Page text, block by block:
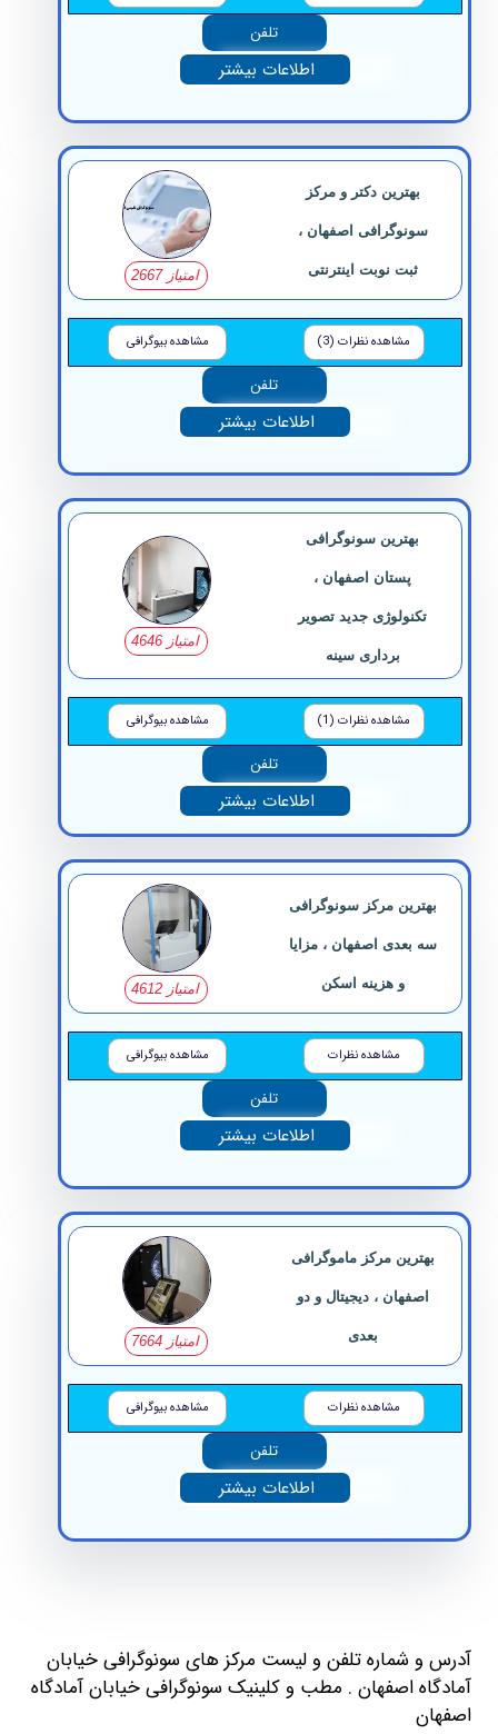
تلفن
اطلاعات بیشتر
بهترین دکتر و مرکز
سونوگرافی اصفهان ،
ثبت نوبت اینترنتی
مشاهده نظرات (3) مشاهده بیوگرافی
تلفن
اطلاعات بیشتر
بهترین سونوگرافی
پستان اصفهان ،
تکنولوژی جدید تصویر
برداری سینه
مشاهده نظرات (1) مشاهده بیوگرافی
تلفن
اطلاعات بیشتر
بهترین مرکز سونوگرافی
سه بعدی اصفهان ، مزایا
و هزینه اسکن
مشاهده نظرات مشاهده بیوگرافی
تلفن
اطلاعات بیشتر
بهترین مرکز ماموگرافی
اصفهان ، دیجیتال و دو
مشاهده نظرات مشاهده بیوگرافی
تلفن
اطلاعات بیشتر
و شماره تلفن و لیست مرکز های سونوگرافی خیابان
اصفهان . مطب و کلینیک سونوگرافی خیابان آمادگاه